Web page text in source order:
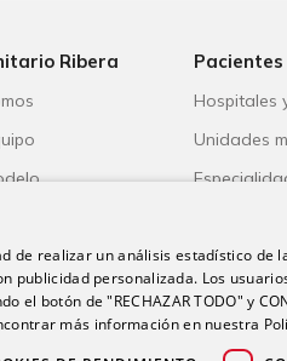
Ribera Pacientes
Hospitales
Unidades
Portal del
de realizar un análisis estadístico de
publicidad personalizada. Los
botón de "RECHAZAR TODO" y
más información en nuestra